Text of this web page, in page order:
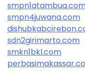
smpn4juwana.com
sdn2girimarto.com
smkn1bkl.com